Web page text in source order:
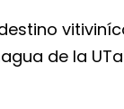
de la